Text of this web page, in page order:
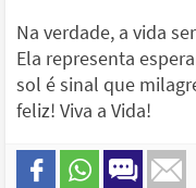
Na verdade, a vida
Ela representa
sol é sinal que
feliz! Viva a Vida!